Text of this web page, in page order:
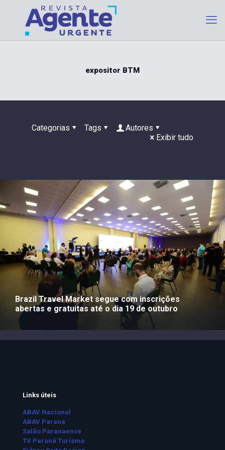
expositor BTM
Categorias Tags
Autores
Exibir tudo
Brazil Travel Market segue com inscrições
abertas e gratuitas até o dia 19 de outubro
Links úteis
ABAV Nacional
ABAV Paraná
Salão Paranaense
TV Paraná Turismo